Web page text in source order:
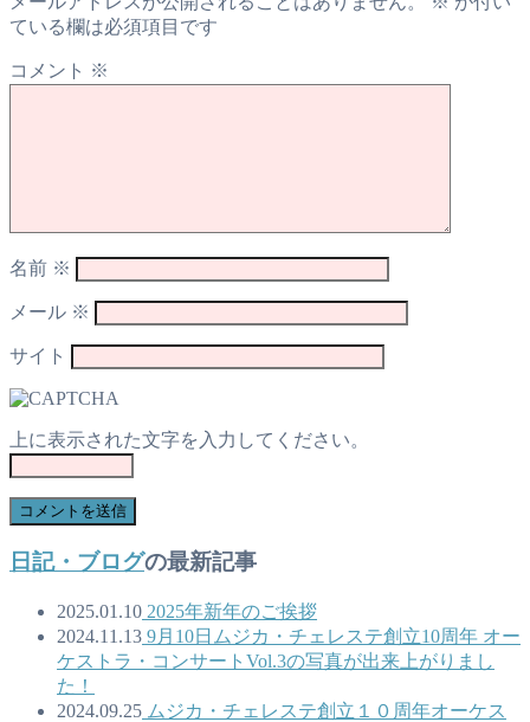
ている欄は必須項目です
コメント ※
名前 ※
メール ※
サイト
上に表示された文字を入力してください。
日記・ブログの最新記事
2025.01.10 2025年新年のご挨拶
2024.11.13 9月10日ムジカ・チェレステ創立10周年 オー
ケストラ・コンサートVol.3の写真が出来上がりまし
た！
2024.09.25 ムジカ・チェレステ創立１０周年オーケス